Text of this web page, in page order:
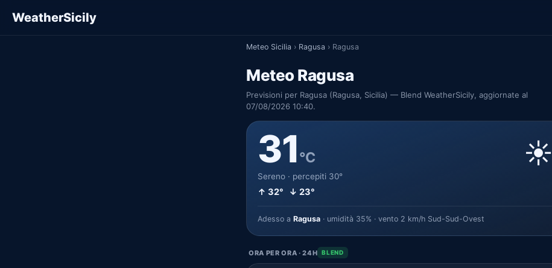
WeatherSicily
Meteo Sicilia › Ragusa › Ragusa
Meteo Ragusa
Previsioni per Ragusa (Ragusa, Sicilia) — Blend WeatherSicily, aggiornate al
07/08/2026 10:40.
31°C
Sereno · percepiti 30°
↑ 32° ↓ 23°
☀️
Adesso a Ragusa · umidità 35% · vento 2 km/h Sud-Sud-Ovest
ORA PER ORA · 24H BLEND